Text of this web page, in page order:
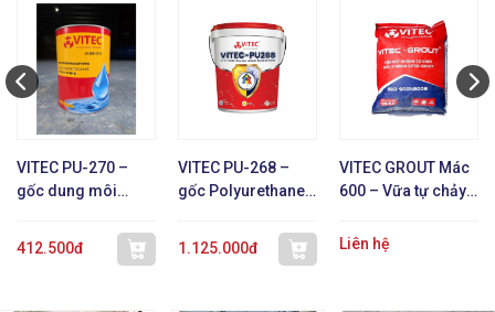
VITEC PU-270 –
gốc dung môi
412.500đ
VITEC PU-268 –
gốc Polyurethane 1
1.125.000đ
VITEC GROUT Mác
600 – Vữa tự chảy
Liên hệ